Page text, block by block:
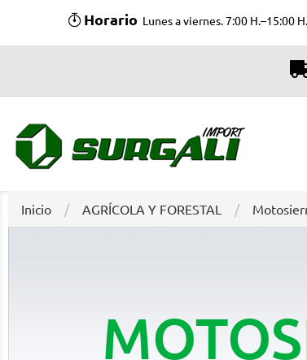
Horario Lunes a viernes. 7:00 H.–15:00 H.
Inicio AGRÍCOLA Y FORESTAL